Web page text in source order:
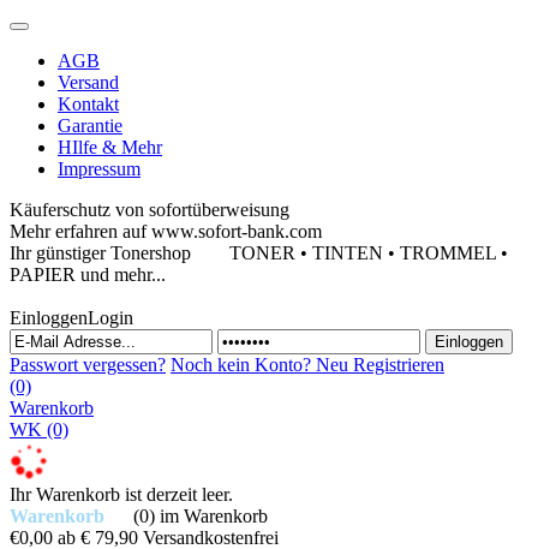
AGB
Versand
Kontakt
Garantie
HIlfe & Mehr
Impressum
Käuferschutz von sofortüberweisung
Mehr erfahren auf www.sofort-bank.com
Ihr günstiger Tonershop TONER • TINTEN • TROMMEL •
PAPIER und mehr...
EinloggenLogin
Passwort vergessen? Noch kein Konto? Neu Registrieren
(0)
Warenkorb
WK (0)
Ihr Warenkorb ist derzeit leer.
Warenkorb
(0) im Warenkorb
€0,00 ab € 79,90 Versandkostenfrei